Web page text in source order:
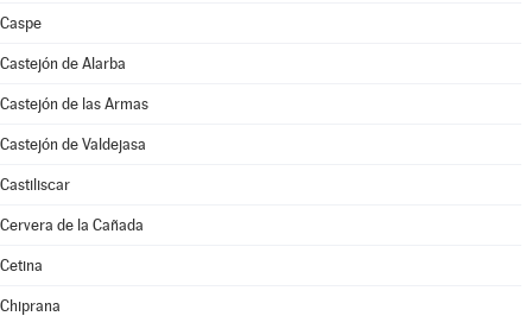
Caspe
Castejón de Alarba
Castejón de las Armas
Castejón de Valdejasa
Castiliscar
Cervera de la Cañada
Cetina
Chiprana